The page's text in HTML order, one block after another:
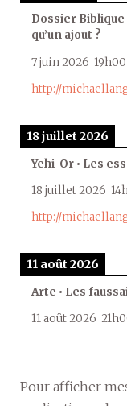
Dossier Biblique
qu’un ajout ?
7 juin 2026 19h00
http://
18 juillet 2026
Yehi-Or • Les
18 juillet 2026
http://
11 août 2026
Arte • Les
11 août 2026
Pour afficher